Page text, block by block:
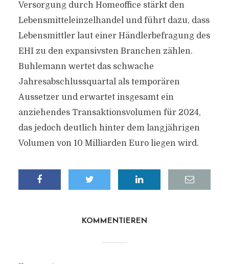
Versorgung durch Homeoffice stärkt den
Lebensmitteleinzelhandel und führt dazu, dass
Lebensmittler laut einer Händlerbefragung des
EHI zu den expansivsten Branchen zählen.
Buhlemann wertet das schwache
Jahresabschlussquartal als temporären
Aussetzer und erwartet insgesamt ein
anziehendes Transaktionsvolumen für 2024,
das jedoch deutlich hinter dem langjährigen
Volumen von 10 Milliarden Euro liegen wird.
KOMMENTIEREN